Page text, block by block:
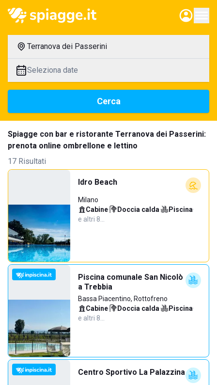
Terranova dei Passerini
Seleziona date
Cerca
Spiagge con bar e ristorante Terranova dei Passerini:
prenota online ombrellone e lettino
17 Risultati
Idro Beach
Milano
Cabine· Doccia calda· Piscina·
e altri 8…
Piscina comunale San Nicolò
a Trebbia
Bassa Piacentino, Rottofreno
Cabine· Doccia calda· Piscina·
e altri 8…
Centro Sportivo La Palazzina